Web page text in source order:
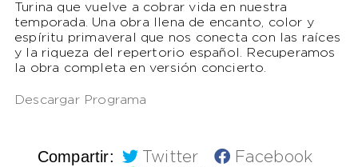
Turina que vuelve a cobrar vida en nuestra
temporada. Una obra llena de encanto, color y
espíritu primaveral que nos conecta con las raíces
y la riqueza del repertorio español. Recuperamos
la obra completa en versión concierto.
Descargar Programa
Compartir: Twitter
Facebook